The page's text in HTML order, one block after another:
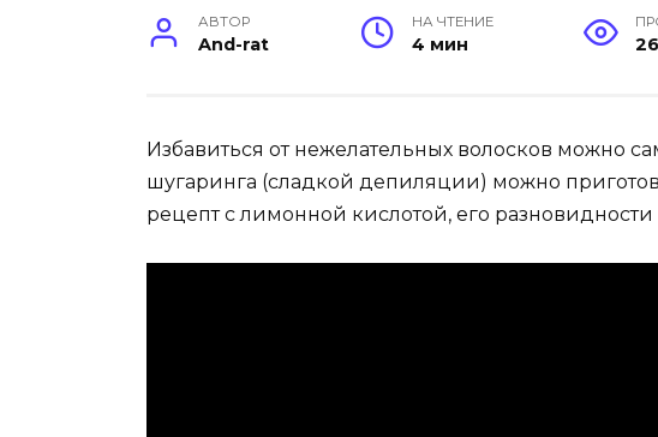
АВТОР
And-rat
НА ЧТЕНИЕ
4 мин
Избавиться от нежелательных волосков можно
шугаринга (сладкой депиляции) можно
рецепт с лимонной кислотой, его